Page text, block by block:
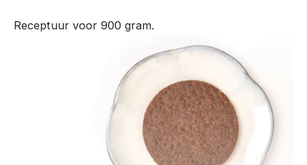
Receptuur voor 900 gram.